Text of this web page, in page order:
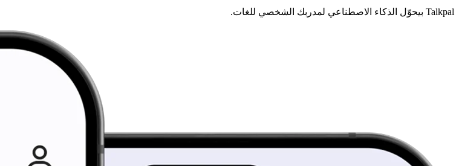
Talkpal بيحوّل الذكاء الاصطناعي لمدربك الشخصي للغات.